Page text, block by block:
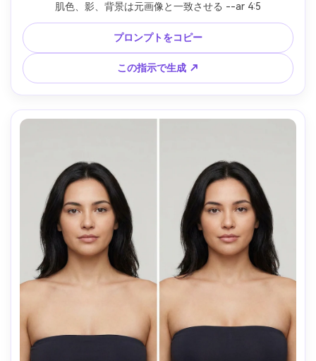
肌色、影、背景は元画像と一致させる --ar 4:5
プロンプトをコピー
この指示で生成 ↗